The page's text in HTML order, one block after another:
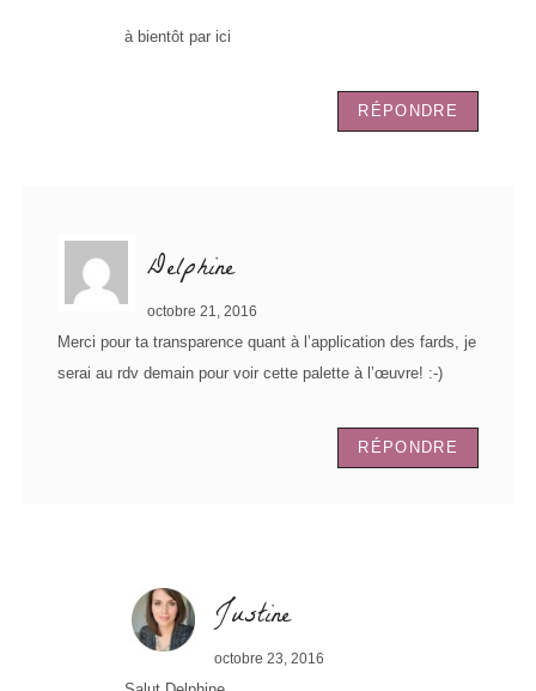
à bientôt par ici
RÉPONDRE
Delphine
octobre 21, 2016
Merci pour ta transparence quant à l’application des fards, je
serai au rdv demain pour voir cette palette à l’œuvre! :-)
RÉPONDRE
Justine
octobre 23, 2016